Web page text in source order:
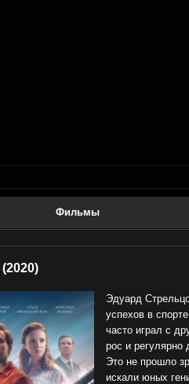
Фильмы
(2020)
Эдуард
успехов в
часто играл с
рос и регулярно
Это не прошло
искали юных